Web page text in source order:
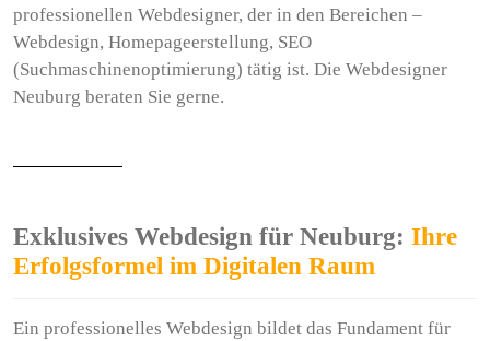
professionellen Webdesigner, der in den Bereichen –
Webdesign, Homepageerstellung, SEO
(Suchmaschinenoptimierung) tätig ist. Die Webdesigner
Neuburg beraten Sie gerne.
Exklusives Webdesign für Neuburg: Ihre
Erfolgsformel im Digitalen Raum
Ein professionelles Webdesign bildet das Fundament für